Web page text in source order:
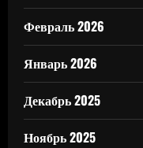
Февраль 2026
Январь 2026
Декабрь 2025
Ноябрь 2025